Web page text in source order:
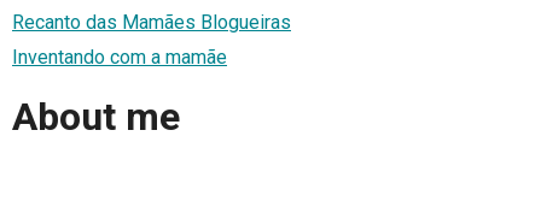
Recanto das Mamães Blogueiras
Inventando com a mamãe
About me